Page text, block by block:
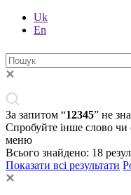
Uk
En
За запитом “12345” не
Спробуйте інше слово чи
меню
Всього знайдено: 18
Показати всі результати